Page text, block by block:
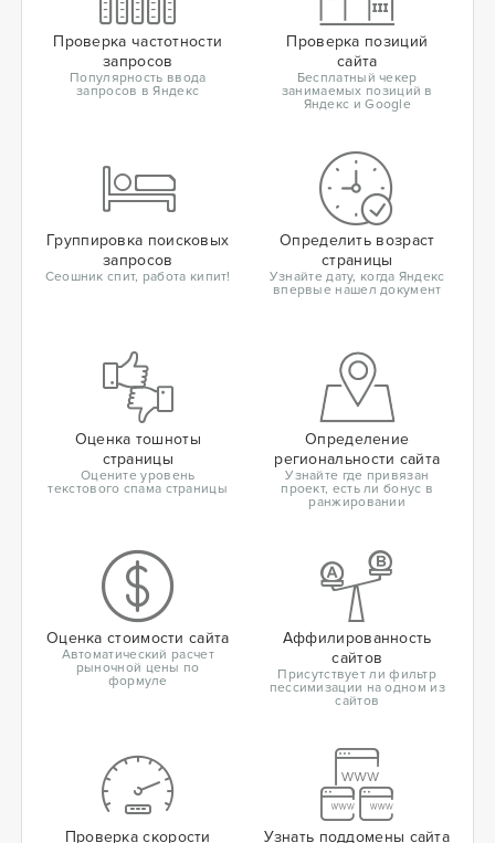
Проверка частотности
запросов
Популярность ввода
запросов в Яндекс
Проверка позиций
сайта
Бесплатный чекер
занимаемых позиций в
Яндекс и Google
Группировка поисковых
запросов
Сеошник спит, работа кипит!
Определить возраст
страницы
Узнайте дату, когда Яндекс
впервые нашел документ
Оценка тошноты
страницы
Оцените уровень
текстового спама страницы
Определение
региональности сайта
Узнайте где привязан
проект, есть ли бонус в
ранжировании
Оценка стоимости сайта
Автоматический расчет
рыночной цены по
формуле
Аффилированность
сайтов
Присутствует ли фильтр
пессимизации на одном из
сайтов
Проверка скорости Узнать поддомены сайта